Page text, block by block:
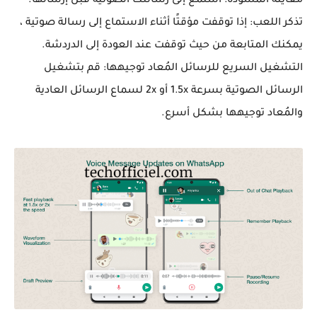
تذكر اللعب: إذا توقفت مؤقتًا أثناء الاستماع إلى رسالة صوتية ،
يمكنك المتابعة من حيث توقفت عند العودة إلى الدردشة.
التشغيل السريع للرسائل المُعاد توجيهها: قم بتشغيل
الرسائل الصوتية بسرعة 1.5x أو 2x لسماع الرسائل العادية
والمُعاد توجيهها بشكل أسرع.